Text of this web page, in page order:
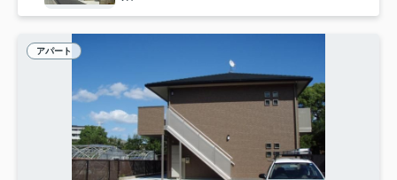
アパート